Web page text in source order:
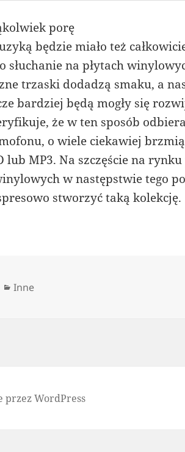
porę
będzie miało też
słuchanie na płytach
trzaski dodadzą smaku, a
bardziej będą mogły się
że w ten sposób
o wiele ciekawiej
lub MP3. Na szczęście na rynku
w następstwie tego
stworzyć taką kolekcję.
Kategorie
Inne
przez WordPress